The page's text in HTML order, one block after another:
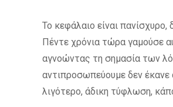
Το κεφάλαιο είναι
Πέντε χρόνια τώρα γαμούσε
αγνοώντας τη σημασία των
αντιπροσωπεύουμε δεν έκανε
λιγότερο, άδικη τύφλωση,